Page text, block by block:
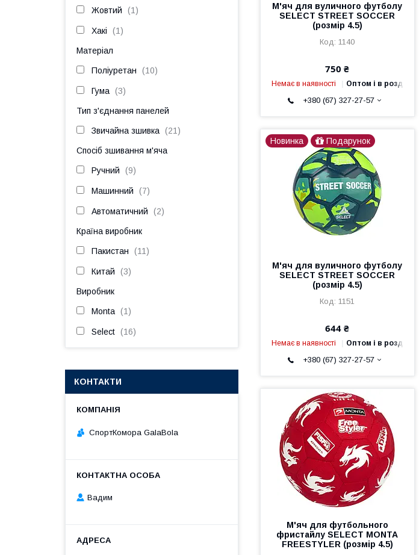
М'яч для вуличного футболу
SELECT STREET SOCCER
(розмір 4.5)
1140
750 ₴
Немає в наявності Оптом і в роздріб
+380 (67) 327-27-57
Новинка Подарунок
М'яч для вуличного футболу
SELECT STREET SOCCER
(розмір 4.5)
1151
644 ₴
Немає в наявності Оптом і в роздріб
+380 (67) 327-27-57
М'яч для футбольного
фристайлу SELECT MONTA
FREESTYLER (розмір 4.5)
Жовтий 1
Хакі 1
Матеріал
Поліуретан 10
Гума 3
Тип з'єднання панелей
Звичайна зшивка 21
Спосіб зшивання м'яча
Ручний 9
Машинний 7
Автоматичний 2
Країна виробник
Пакистан 11
Китай 3
Виробник
Monta 1
Select 16
КОНТАКТИ
СпортКомора GalaBola
Вадим